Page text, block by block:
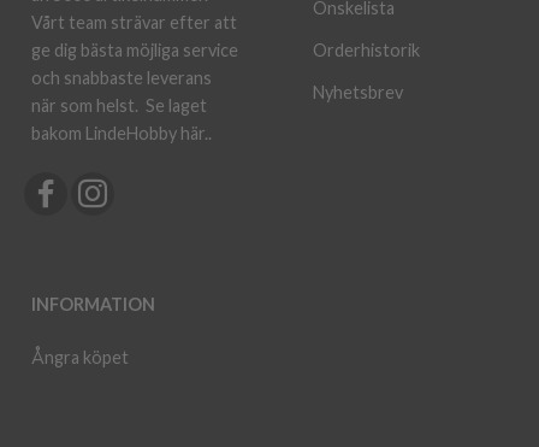
Vårt team strävar efter att
ge dig bästa möjliga service
och snabbaste leverans
när som helst. Se laget
bakom LindeHobby här..
INFORMATION
Ångra köpet
Önskelista
Orderhistorik
Nyhetsbrev